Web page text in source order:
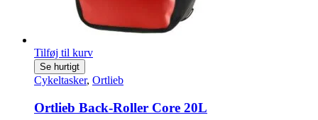
Tilføj til kurv
Se hurtigt
Cykeltasker, Ortlieb
Ortlieb Back-Roller Core 20L